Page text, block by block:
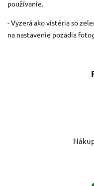
používanie.
- Vyzerá ako vistéria so
na nastavenie pozadia